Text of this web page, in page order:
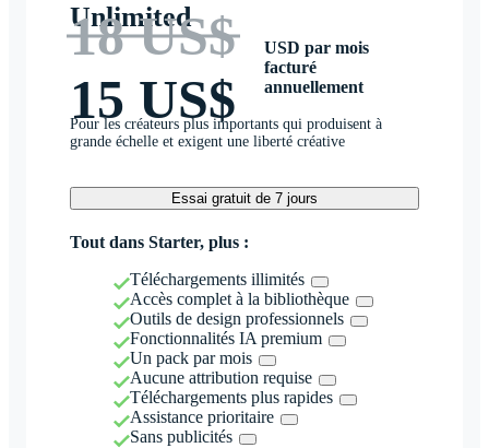
Unlimited
18 US$
15 US$
USD par mois
facturé
annuellement
Pour les créateurs plus importants qui produisent à
grande échelle et exigent une liberté créative
Essai gratuit de 7 jours
Tout dans Starter, plus :
Téléchargements illimités
Accès complet à la bibliothèque
Outils de design professionnels
Fonctionnalités IA premium
Un pack par mois
Aucune attribution requise
Téléchargements plus rapides
Assistance prioritaire
Sans publicités